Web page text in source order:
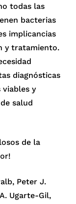
todas las
bacterias
implicancias
y tratamiento.
diagnósticas
viables y
salud
de la
Peter J.
Ugarte-Gil,